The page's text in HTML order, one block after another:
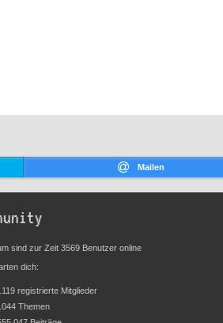
Mailen
sind zur Zeit 3569 Benutzer online
dich:
registrierte Mitglieder
Themen